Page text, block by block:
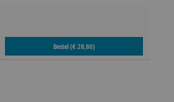
Bestel (€28,86)